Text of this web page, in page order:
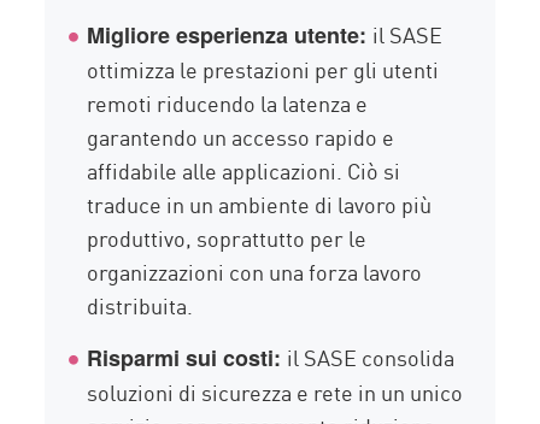
Migliore esperienza utente: il SASE
ottimizza le prestazioni per gli utenti
remoti riducendo la latenza e
garantendo un accesso rapido e
affidabile alle applicazioni. Ciò si
traduce in un ambiente di lavoro più
produttivo, soprattutto per le
organizzazioni con una forza lavoro
distribuita.
Risparmi sui costi: il SASE consolida
soluzioni di sicurezza e rete in un unico